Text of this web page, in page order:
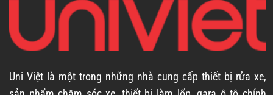
Uni Việt là một trong những nhà cung cấp thiết bị rửa xe,